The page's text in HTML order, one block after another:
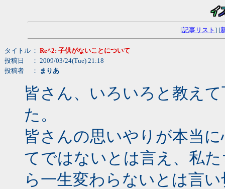
[記事リスト ] [
タイトル ： Re^2: 子供がないことについて
投稿日
： 2009/03/24(Tue) 21:18
投稿者
： まりあ
皆さん、いろいろと教え
た。
皆さんの思いやりが本当
てではないとは言え、私
ら一生変わらないとは言